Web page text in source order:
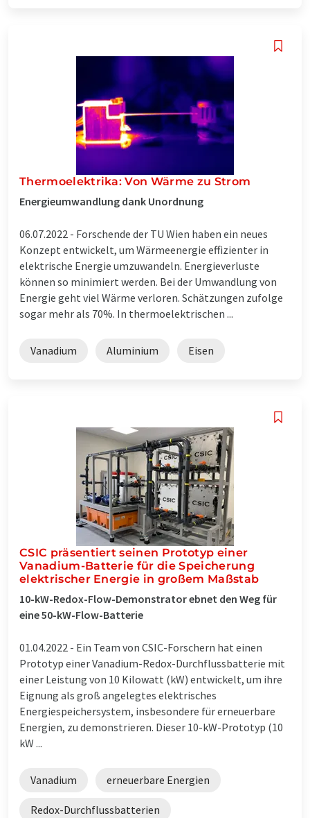
Thermoelektrika: Von Wärme zu Strom
Energieumwandlung dank Unordnung
06.07.2022 - Forschende der TU Wien haben ein neues
Konzept entwickelt, um Wärmeenergie effizienter in
elektrische Energie umzuwandeln. Energieverluste
können so minimiert werden. Bei der Umwandlung von
Energie geht viel Wärme verloren. Schätzungen zufolge
sogar mehr als 70%. In thermoelektrischen ...
Vanadium Aluminium Eisen
CSIC präsentiert seinen Prototyp einer
Vanadium-Batterie für die Speicherung
elektrischer Energie in großem Maßstab
10-kW-Redox-Flow-Demonstrator ebnet den Weg für
eine 50-kW-Flow-Batterie
01.04.2022 - Ein Team von CSIC-Forschern hat einen
Prototyp einer Vanadium-Redox-Durchflussbatterie mit
einer Leistung von 10 Kilowatt (kW) entwickelt, um ihre
Eignung als groß angelegtes elektrisches
Energiespeichersystem, insbesondere für erneuerbare
Energien, zu demonstrieren. Dieser 10-kW-Prototyp (10
kW ...
Vanadium erneuerbare Energien
Redox-Durchflussbatterien